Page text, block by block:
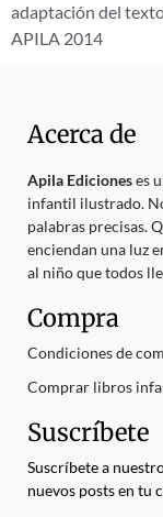
adaptación del
APILA 2014
Acerca de
Apila Edicioneses
infantil ilustrado.
palabras precisas.
enciendan una luz
al niño que todos
Compra
Condiciones de
Comprar libros
Suscríbete
Suscríbete a
nuevos posts en tu